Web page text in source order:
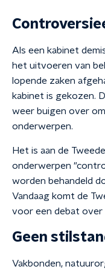
Als een kabinet
het uitvoeren van
lopende zaken
kabinet is gekozen.
weer buigen over
onderwerpen.
Het is aan de
onderwerpen
worden behandeld
Vandaag komt de
voor een debat over
Geen
Vakbonden,